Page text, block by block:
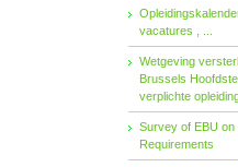
vacatures , ...
Wetgeving
Brussels
verplichte
Survey of EBU on
Requirements